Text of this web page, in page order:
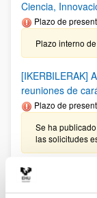
Ciencia,
Plazo de
Plazo interno
[IKERBILERAK]
reuniones de
Plazo de
Se ha
las solicitudes
Ayudas del
Tecnología e